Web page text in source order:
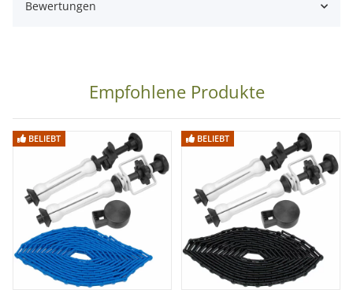
° Gewicht: ca. 3,5kg
Bewertungen
Empfohlene Produkte
BELIEBT BELIEBT